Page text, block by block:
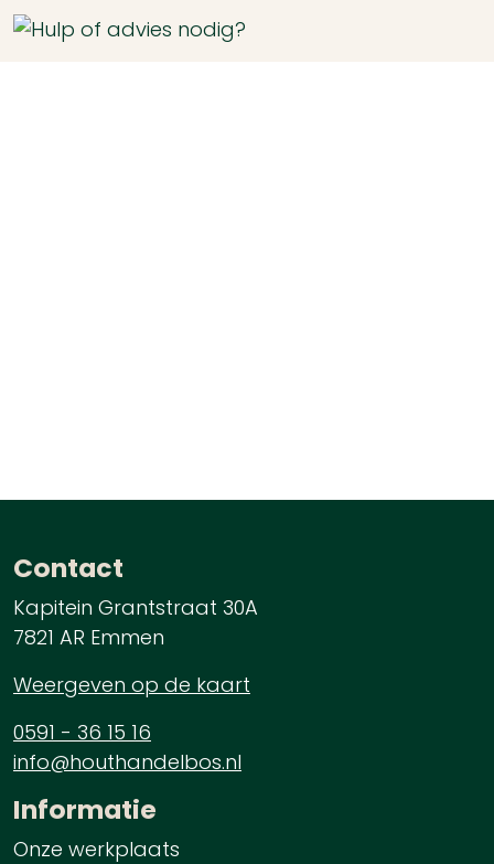
Contact
Kapitein Grantstraat 30A
7821 AR Emmen
Weergeven op de kaart
0591 - 36 15 16
info@houthandelbos.nl
Informatie
Onze werkplaats